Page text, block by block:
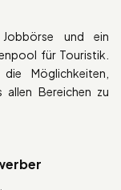
und ein
für Touristik.
Möglichkeiten,
allen Bereichen zu